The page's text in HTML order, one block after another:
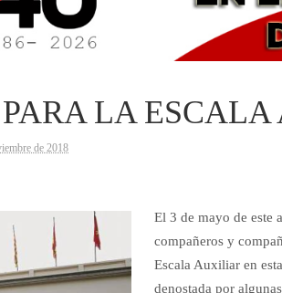
LA
de 2018
El 3 de mayo de este
compañeros y
Escala Auxiliar en
denostada por